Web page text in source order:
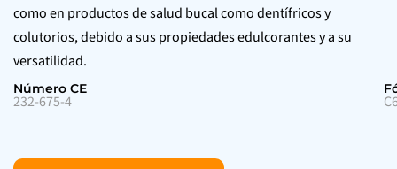
como en productos de salud bucal como dentífricos y
colutorios, debido a sus propiedades edulcorantes y a su
versatilidad.
Número CE
232-675-4